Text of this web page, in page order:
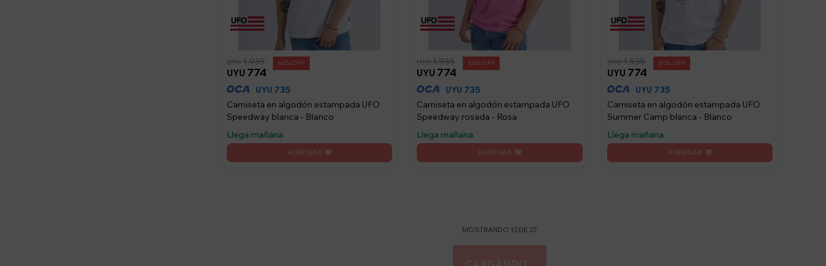
UYU 774
UYU 1.935 60
UYU 735
Camiseta en algodón estampada UFO
Speedway blanca - Blanco
Llega mañana
UYU 774
UYU 1.935 60
UYU 735
Camiseta en algodón estampada UFO
Speedway rosada - Rosa
Llega mañana
UYU 774
UYU 1.935 60
UYU 735
Camiseta en algodón estampada UFO
Summer Camp blanca - Blanco
Llega mañana
MOSTRANDO 12 DE 27